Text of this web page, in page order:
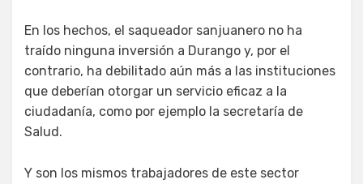
En los hechos, el saqueador sanjuanero no ha
traído ninguna inversión a Durango y, por el
contrario, ha debilitado aún más a las instituciones
que deberían otorgar un servicio eficaz a la
ciudadanía, como por ejemplo la secretaría de
Salud.
Y son los mismos trabajadores de este sector